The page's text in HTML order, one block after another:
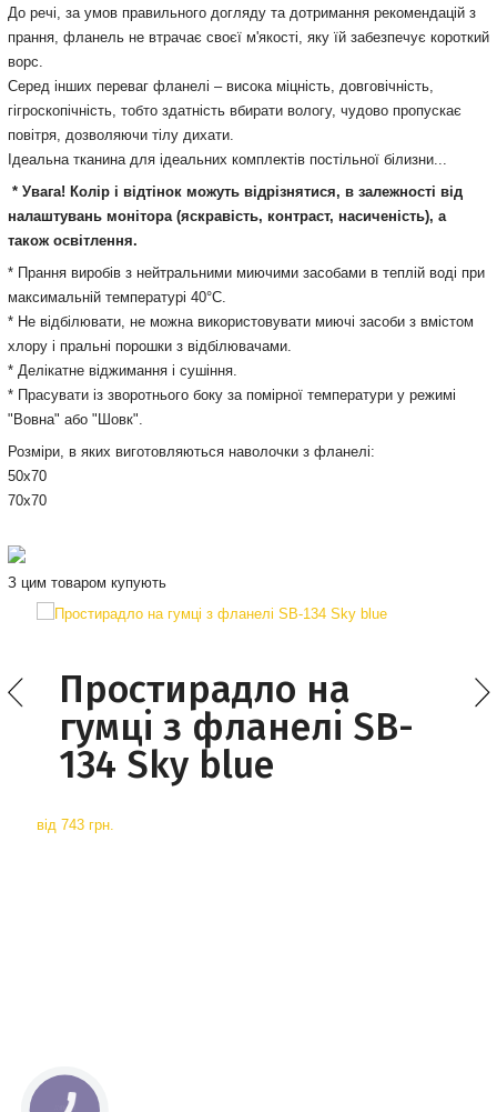
До речі, за умов правильного догляду та дотримання рекомендацій з
прання, фланель не втрачає своєї м'якості, яку їй забезпечує короткий
ворс.
Серед інших переваг фланелі – висока міцність, довговічність,
гігроскопічність, тобто здатність вбирати вологу, чудово пропускає
повітря, дозволяючи тілу дихати.
Ідеальна тканина для ідеальних комплектів постільної білизни...
* Увага! Колір і відтінок можуть відрізнятися, в залежності від
налаштувань монітора (яскравість, контраст, насиченість), а
також освітлення.
* Прання виробів з нейтральними миючими засобами в теплій воді при
максимальній температурі 40°С.
* Не відбілювати, не можна використовувати миючі засоби з вмістом
хлору і пральні порошки з відбілювачами.
* Делікатне віджимання і сушіння.
* Прасувати із зворотнього боку за помірної температури у режимі
"Вовна" або "Шовк".
Розміри, в яких виготовляються наволочки з фланелі:
50х70
70х70
З цим товаром купують
Простирадло на
гумці з фланелі SB-
134 Sky blue
від 743 грн.
КНОПКА